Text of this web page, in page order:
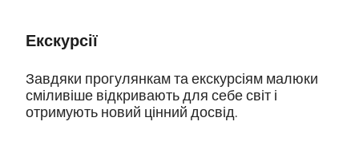
Екскурсії
Завдяки прогулянкам та екскурсіям малюки
сміливіше відкривають для себе світ і
отримують новий цінний досвід.